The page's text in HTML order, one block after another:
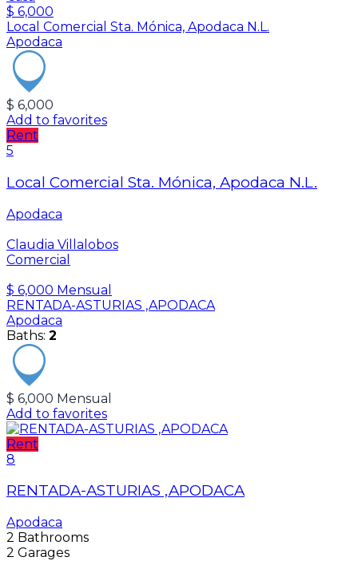
$ 6,000
Local Comercial Sta. Mónica, Apodaca N.L.
Apodaca
$ 6,000
Add to favorites
Rent
5
Local Comercial Sta. Mónica, Apodaca N.L.
Apodaca
Claudia Villalobos
Comercial
$ 6,000 Mensual
RENTADA-ASTURIAS ,APODACA
Apodaca
Baths: 2
$ 6,000 Mensual
Add to favorites
Rent
8
RENTADA-ASTURIAS ,APODACA
Apodaca
2 Bathrooms
2 Garages